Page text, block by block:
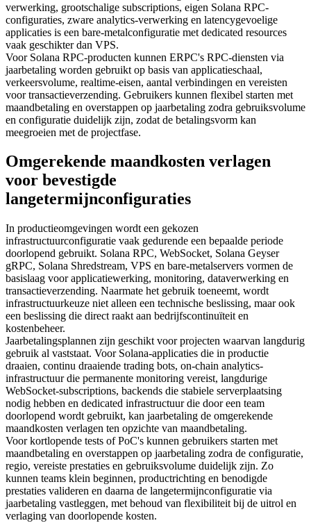
verwerking, grootschalige subscriptions, eigen Solana RPC-
configuraties, zware analytics-verwerking en latencygevoelige
applicaties is een bare-metalconfiguratie met dedicated resources
vaak geschikter dan VPS.
Voor Solana RPC-producten kunnen ERPC's RPC-diensten via
jaarbetaling worden gebruikt op basis van applicatieschaal,
verkeersvolume, realtime-eisen, aantal verbindingen en vereisten
voor transactieverzending. Gebruikers kunnen flexibel starten met
maandbetaling en overstappen op jaarbetaling zodra gebruiksvolume
en configuratie duidelijk zijn, zodat de betalingsvorm kan
meegroeien met de projectfase.
Omgerekende maandkosten verlagen
voor bevestigde
langetermijnconfiguraties
In productieomgevingen wordt een gekozen
infrastructuurconfiguratie vaak gedurende een bepaalde periode
doorlopend gebruikt. Solana RPC, WebSocket, Solana Geyser
gRPC, Solana Shredstream, VPS en bare-metalservers vormen de
basislaag voor applicatiewerking, monitoring, dataverwerking en
transactieverzending. Naarmate het gebruik toeneemt, wordt
infrastructuurkeuze niet alleen een technische beslissing, maar ook
een beslissing die direct raakt aan bedrijfscontinuïteit en
kostenbeheer.
Jaarbetalingsplannen zijn geschikt voor projecten waarvan langdurig
gebruik al vaststaat. Voor Solana-applicaties die in productie
draaien, continu draaiende trading bots, on-chain analytics-
infrastructuur die permanente monitoring vereist, langdurige
WebSocket-subscriptions, backends die stabiele serverplaatsing
nodig hebben en dedicated infrastructuur die door een team
doorlopend wordt gebruikt, kan jaarbetaling de omgerekende
maandkosten verlagen ten opzichte van maandbetaling.
Voor kortlopende tests of PoC's kunnen gebruikers starten met
maandbetaling en overstappen op jaarbetaling zodra de configuratie,
regio, vereiste prestaties en gebruiksvolume duidelijk zijn. Zo
kunnen teams klein beginnen, productrichting en benodigde
prestaties valideren en daarna de langetermijnconfiguratie via
jaarbetaling vastleggen, met behoud van flexibiliteit bij de uitrol en
verlaging van doorlopende kosten.